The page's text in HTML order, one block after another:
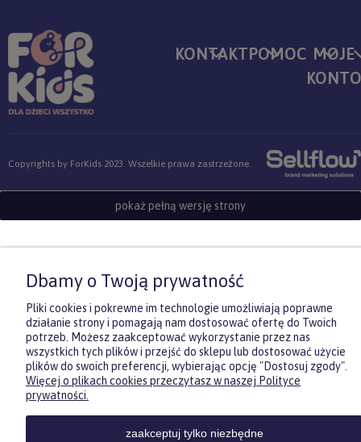
KONTAKTPOMOC MOJE
KONTO
Copyrights by ForKids 2023. Wszelkie prawa zastrzeżone.
pokaż pełną wersję strony
Zasubskrybuj nasz newsletter
i otrzymaj5% rabatu na pierwszyzakup.
Dbamy o Twoją prywatność
Pliki cookies i pokrewne im technologie umożliwiają poprawne
działanie strony i pomagają nam dostosować ofertę do Twoich
potrzeb. Możesz zaakceptować wykorzystanie przez nas
wszystkich tych plików i przejść do sklepu lub dostosować użycie
plików do swoich preferencji, wybierając opcję "Dostosuj zgody".
Więcej o plikach cookies przeczytasz w naszej Polityce
prywatności.
zaakceptuj tylko niezbędne